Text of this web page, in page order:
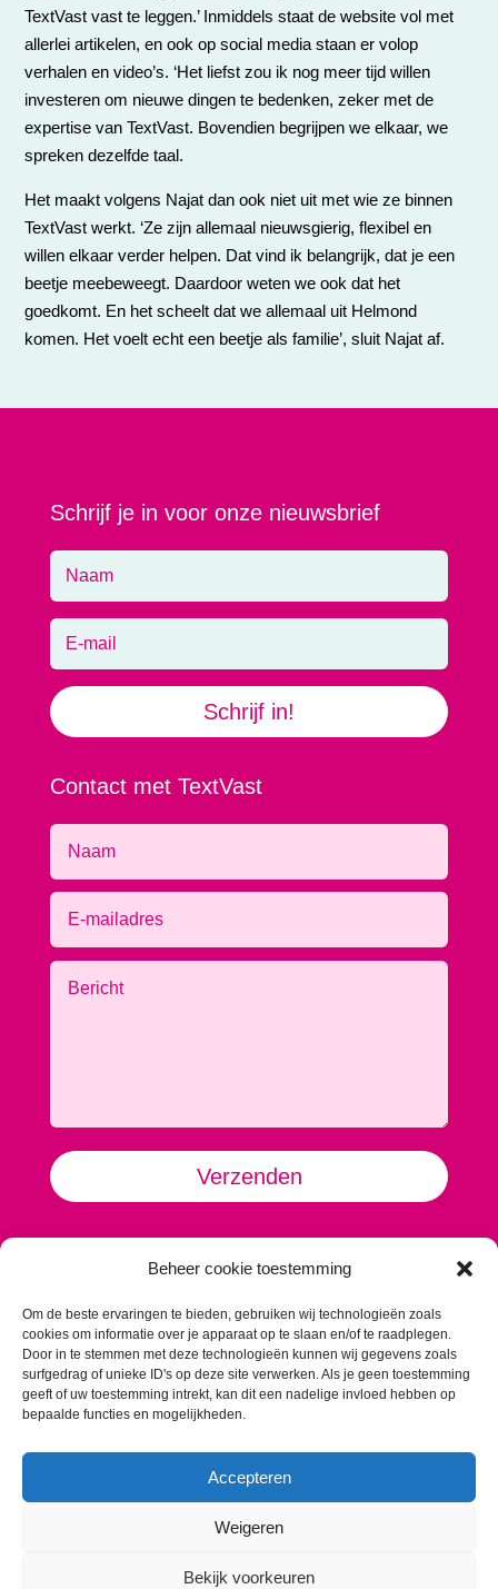
Beheer cookie toestemming
Om de beste ervaringen te bieden, gebruiken wij technologieën zoals
cookies om informatie over je apparaat op te slaan en/of te raadplegen.
Door in te stemmen met deze technologieën kunnen wij gegevens zoals
surfgedrag of unieke ID's op deze site verwerken. Als je geen toestemming
geeft of uw toestemming intrekt, kan dit een nadelige invloed hebben op
bepaalde functies en mogelijkheden.
Accepteren
Weigeren
Bekijk voorkeuren
TextVast vast te leggen.’ Inmiddels staat de website vol met
allerlei artikelen, en ook op social media staan er volop
verhalen en video’s. ‘Het liefst zou ik nog meer tijd willen
investeren om nieuwe dingen te bedenken, zeker met de
expertise van TextVast. Bovendien begrijpen we elkaar, we
spreken dezelfde taal.
Het maakt volgens Najat dan ook niet uit met wie ze binnen
TextVast werkt. ‘Ze zijn allemaal nieuwsgierig, flexibel en
willen elkaar verder helpen. Dat vind ik belangrijk, dat je een
beetje meebeweegt. Daardoor weten we ook dat het
goedkomt. En het scheelt dat we allemaal uit Helmond
komen. Het voelt echt een beetje als familie’, sluit Najat af.
Schrijf je in voor onze nieuwsbrief
Schrijf in!
Contact met TextVast
Verzenden
Alternative:
Krommeweg 2
Contact:
Koen: 06 13 77 08 25
koen@textvast.nl
Romy: 06 10 57 13 58
Onze algemene voorwaarden